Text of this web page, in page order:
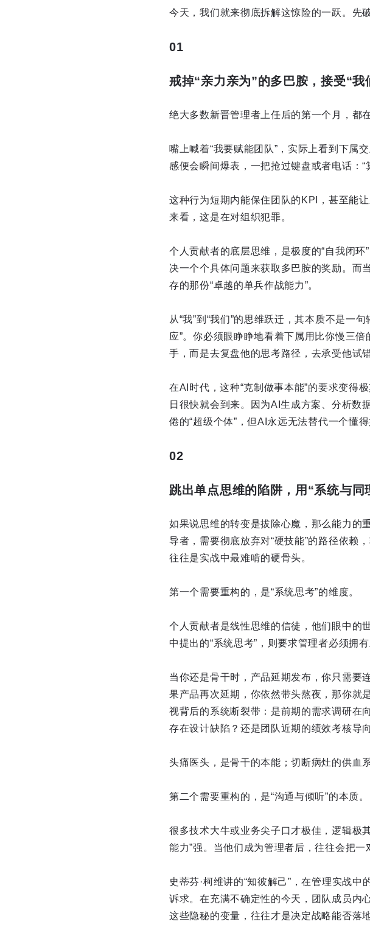
今天，我们就来彻底拆解这惊险的一跃。先
01
戒掉“亲力亲为”的多巴胺，接受“我
绝大多数新晋管理者上任后的第一个月，都
嘴上喊着“我要赋能团队”，实际上看到下属
感便会瞬间爆表，一把抢过键盘或者电话：“
这种行为短期内能保住团队的KPI，甚至能
来看，这是在对组织犯罪。
个人贡献者的底层思维，是极度的“自我闭
决一个个具体问题来获取多巴胺的奖励。而
存的那份“卓越的单兵作战能力”。
从“我”到“我们”的思维跃迁，其本质不是一
应”。你必须眼睁睁地看着下属用比你慢三
手，而是去复盘他的思考路径，去承受他试
在AI时代，这种“克制做事本能”的要求变得
日很快就会到来。因为AI生成方案、分析数
倦的“超级个体”，但AI永远无法替代一个懂
02
跳出单点思维的陷阱，用“系统与同
如果说思维的转变是拔除心魔，那么能力的
导者，需要彻底放弃对“硬技能”的路径依赖
往往是实战中最难啃的硬骨头。
第一个需要重构的，是“系统思考”的维度。
个人贡献者是线性思维的信徒，他们眼中的
中提出的“系统思考”，则要求管理者必须拥有
当你还是骨干时，产品延期发布，你只需要
果产品再次延期，你依然带头熬夜，那你就
视背后的系统断裂带：是前期的需求调研在
存在设计缺陷？还是团队近期的绩效考核导
头痛医头，是骨干的本能；切断病灶的供血
第二个需要重构的，是“沟通与倾听”的本质。
很多技术大牛或业务尖子口才极佳，逻辑极
能力”强。当他们成为管理者后，往往会把
史蒂芬·柯维讲的“知彼解己”，在管理实战
诉求。在充满不确定性的今天，团队成员内
这些隐秘的变量，往往才是决定战略能否落